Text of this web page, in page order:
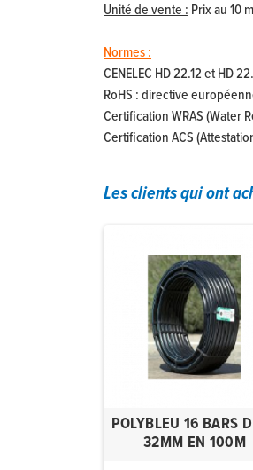
Unité de vente : Prix au 10
Normes :
CENELEC HD 22.12 et HD
RoHS : directive
Certification WRAS (Water
Certification ACS
Les clients qui ont
POLYBLEU 16 BARS
32MM EN 100M